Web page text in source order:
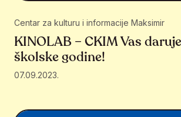
Centar za kulturu i informacije Maksimir
KINOLAB – CKIM Vas
školske godine!
07.09.2023.